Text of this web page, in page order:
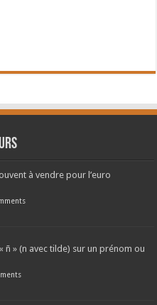
à vendre pour l’euro
ñ » (n avec tilde) sur un prénom ou